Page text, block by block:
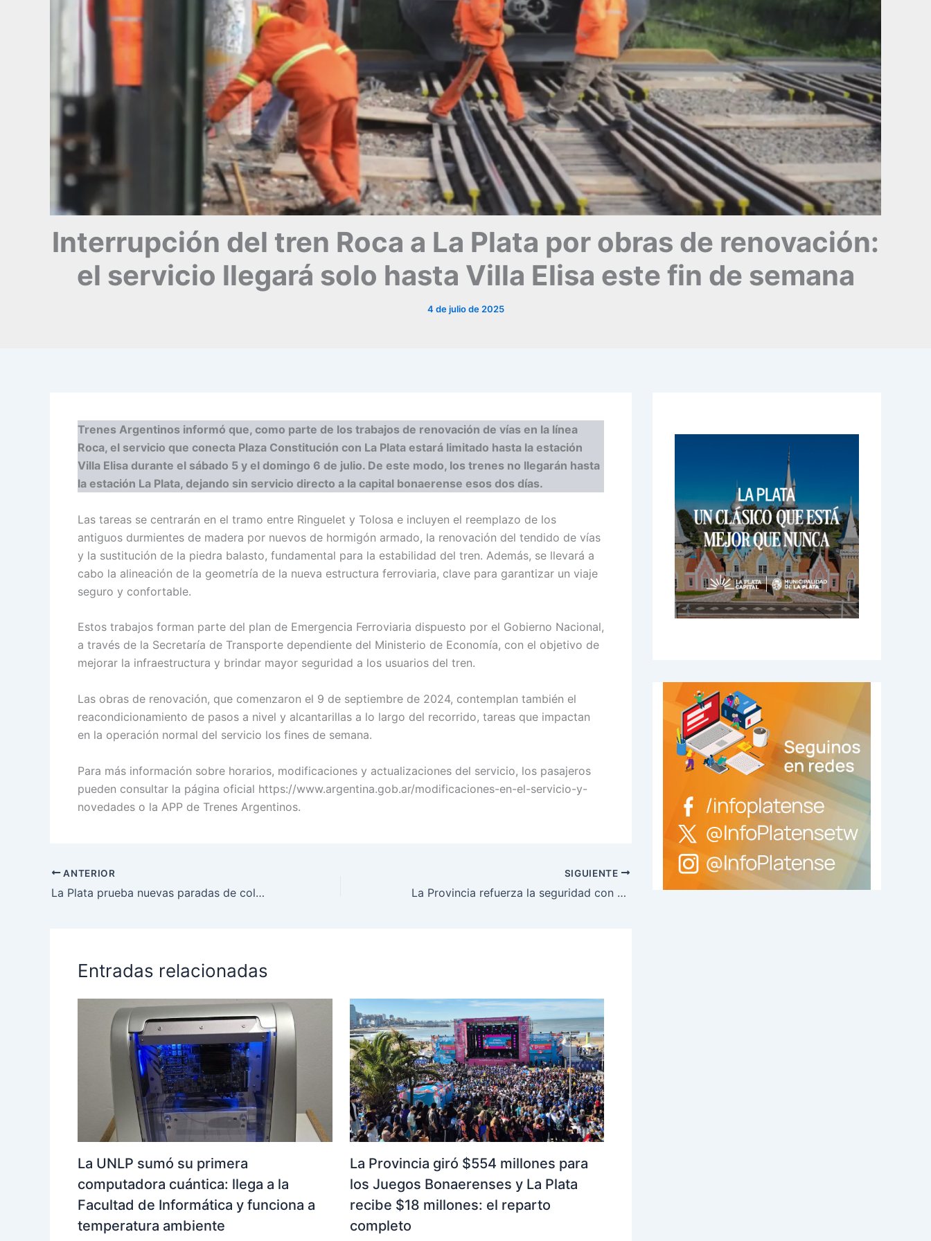
Interrupción del tren Roca a La Plata por obras de renovación:
el servicio llegará solo hasta Villa Elisa este fin de semana
4 de julio de 2025
Trenes Argentinos informó que, como parte de los trabajos de renovación de vías en la línea
Roca, el servicio que conecta Plaza Constitución con La Plata estará limitado hasta la estación
Villa Elisa durante el sábado 5 y el domingo 6 de julio. De este modo, los trenes no llegarán hasta
la estación La Plata, dejando sin servicio directo a la capital bonaerense esos dos días.
Las tareas se centrarán en el tramo entre Ringuelet y Tolosa e incluyen el reemplazo de los
antiguos durmientes de madera por nuevos de hormigón armado, la renovación del tendido de vías
y la sustitución de la piedra balasto, fundamental para la estabilidad del tren. Además, se llevará a
cabo la alineación de la geometría de la nueva estructura ferroviaria, clave para garantizar un viaje
seguro y confortable.
Estos trabajos forman parte del plan de Emergencia Ferroviaria dispuesto por el Gobierno Nacional,
a través de la Secretaría de Transporte dependiente del Ministerio de Economía, con el objetivo de
mejorar la infraestructura y brindar mayor seguridad a los usuarios del tren.
Las obras de renovación, que comenzaron el 9 de septiembre de 2024, contemplan también el
reacondicionamiento de pasos a nivel y alcantarillas a lo largo del recorrido, tareas que impactan
en la operación normal del servicio los fines de semana.
Para más información sobre horarios, modificaciones y actualizaciones del servicio, los pasajeros
pueden consultar la página oficial https://www.argentina.gob.ar/modificaciones-en-el-servicio-y-
novedades o la APP de Trenes Argentinos.
ANTERIOR
La Plata prueba nuevas paradas de colectivo con diseño moderno y tecnología integrada
SIGUIENTE
La Provincia refuerza la seguridad con nuevos patrulleros y motos: intendentes destacan distribución sin favoritismos políticos
Entradas relacionadas
La UNLP sumó su primera
computadora cuántica: llega a la
Facultad de Informática y funciona a
temperatura ambiente
La Provincia giró $554 millones para
los Juegos Bonaerenses y La Plata
recibe $18 millones: el reparto
completo